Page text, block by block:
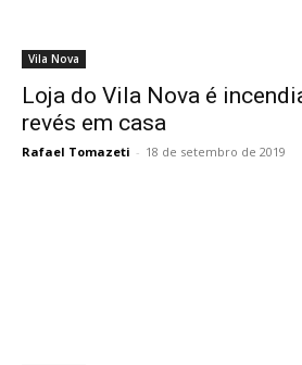
Vila Nova
Loja do Vila Nova é
revés em casa
Rafael Tomazeti - 18 de setembro de 2019